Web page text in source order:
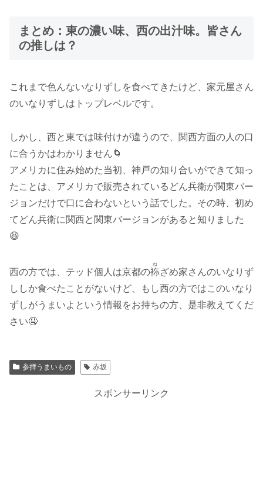
まとめ：東の濃い味、西の出汁味。皆さん
の推しは？
これまで色んないなりずしを食べてきたけど、家元屋さん
のいなりずしはトップレベルです。
しかし、西と東では味付けが違うので、関西方面の人の口
に合うかはわかりません🌀
アメリカに住み始めた当初、神戸の知り合いができて知っ
たことは、アメリカで販売されているどん兵衛が関東バー
ジョンだけで口に合わないという話でした。その時、初め
てどん兵衛に関西と関東バージョンがあると知りました
😆
西の方では、テッド個人は京都の袮
ね
ざめ家さんのいなりず
ししか食べたことがないけど、もし西の方ではこのいなり
ずしがうまいよという情報をお持ちの方、是非教えてくだ
さい🤤
参拝うまいもの 赤坂
スポンサーリンク